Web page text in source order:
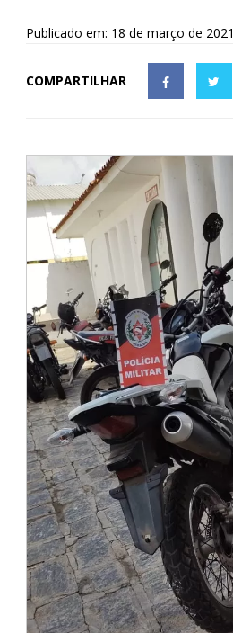
Publicado em: 18 de março de 2021
COMPARTILHAR